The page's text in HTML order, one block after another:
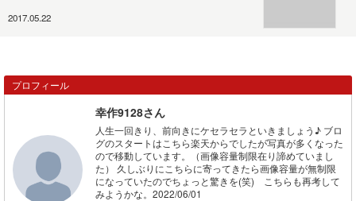
2017.05.22
プロフィール
幸作9128さん
人生一回きり、前向きにケセラセラといきましょう♪ ブロ
グのスタートはこちら楽天からでしたが写真が多くなった
ので移動しています。（画像容量制限在り諦めていまし
た） 久しぶりにこちらに寄ってきたら画像容量が無制限
になっていたのでちょっと驚きを(笑) こちらも再考して
みようかな。2022/06/01